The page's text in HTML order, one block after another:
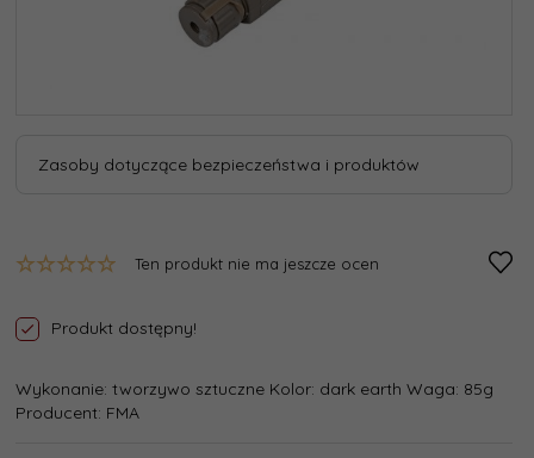
Zasoby dotyczące bezpieczeństwa i produktów
Ten produkt nie ma jeszcze ocen
Produkt dostępny!
Wykonanie: tworzywo sztuczne Kolor: dark earth Waga: 85g
Producent: FMA